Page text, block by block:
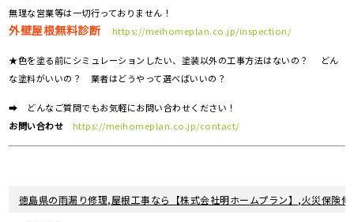
無理な営業等は一切行っておりません！
外壁屋根無料診断 https://meihomeplan.co.jp/inspection/
★色を塗る前にシミュレーションしたい、塗装以外の工事方法はないの？ どん
な塗料がいいの？ 業者はどうやって選べばいいの？
➡ どんなご質問でもお気軽にお問い合わせください！
お問い合わせ
https://meihomeplan.co.jp/contact/
徳島県の雨漏り修理,屋根工事なら【株式会社明ホームプラン】,火災保険修